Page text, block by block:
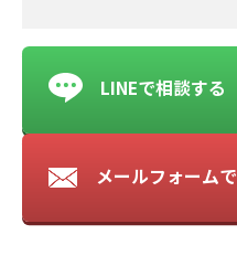
LINEで相談する
メールフォームで